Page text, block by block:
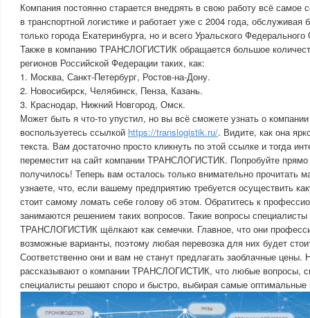
Компания постоянно старается внедрять в свою работу всё самое
в транспортной логистике и работает уже с 2004 года, обслуживая
только города Екатеринбурга, но и всего Уральского Федерального
Также в компанию ТРАНСЛОГИСТИК обращается большое
регионов Российской Федерации таких, как:
1. Москва, Санкт-Петербург, Ростов-на-Дону.
2. Новосибирск, Челябинск, Пенза, Казань.
3. Краснодар, Нижний Новгород, Омск.
Может быть я что-то упустил, но вы всё сможете узнать о
воспользуетесь ссылкой https://translogistik.ru/. Видите, как она
текста. Вам достаточно просто кликнуть по этой ссылке и тогда
переместит на сайт компании ТРАНСЛОГИСТИК. Попробуйте
получилось! Теперь вам осталось только внимательно прочитать
узнаете, что, если вашему предприятию требуется осуществить
стоит самому ломать себе голову об этом. Обратитесь к
занимаются решением таких вопросов. Такие вопросы
ТРАНСЛОГИСТИК щёлкают как семечки. Главное, что они
возможные варианты, поэтому любая перевозка для них будет
Соответственно они и вам не станут предлагать заоблачные
рассказывают о компании ТРАНСЛОГИСТИК, что любые вопросы,
специалисты решают споро и быстро, выбирая самые